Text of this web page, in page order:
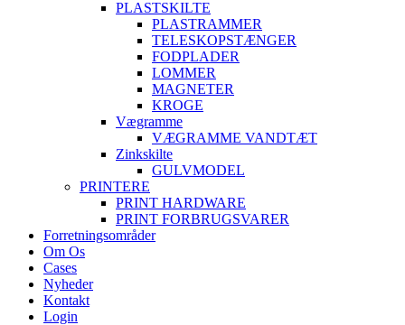
PLASTSKILTE
PLASTRAMMER
TELESKOPSTÆNGER
FODPLADER
LOMMER
MAGNETER
KROGE
Vægramme
VÆGRAMME VANDTÆT
Zinkskilte
GULVMODEL
PRINTERE
PRINT HARDWARE
PRINT FORBRUGSVARER
Forretningsområder
Om Os
Cases
Nyheder
Kontakt
Login